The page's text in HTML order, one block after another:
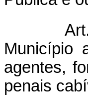
Art.
Município
agentes,
penais